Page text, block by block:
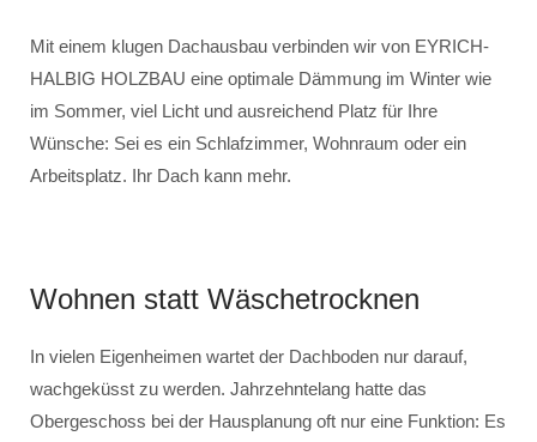
Mit einem klugen Dachausbau verbinden wir von EYRICH-
HALBIG HOLZBAU eine optimale Dämmung im Winter wie
im Sommer, viel Licht und ausreichend Platz für Ihre
Wünsche: Sei es ein Schlafzimmer, Wohnraum oder ein
Arbeitsplatz. Ihr Dach kann mehr.
Wohnen statt Wäschetrocknen
In vielen Eigenheimen wartet der Dachboden nur darauf,
wachgeküsst zu werden. Jahrzehntelang hatte das
Obergeschoss bei der Hausplanung oft nur eine Funktion: Es